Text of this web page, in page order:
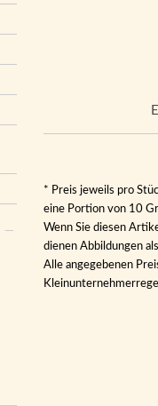
* Preis jeweils pro
eine Portion von 10
Wenn Sie diesen
dienen Abbildungen
Alle angegebenen